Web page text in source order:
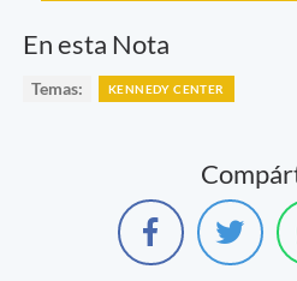
En esta Nota
Temas: KENNEDY CENTER